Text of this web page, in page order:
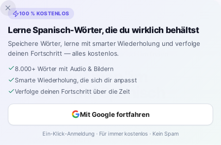
Inklingo
Startseite›Spanisch›German → Spanisch
Wie sagt man "im
freien" auf Spanisch
Das gebräuchlichste spanische Wort für“im
”
verwenden Sie „afuera“,
100 % KOSTENLOS
Lerne Spanisch-Wörter, die du wirklich behältst
Speichere Wörter, lerne mit smarter Wiederholung und verfolge
deinen Fortschritt — alles kostenlos.
8.000+ Wörter mit Audio & Bildern
Smarte Wiederholung, die sich dir anpasst
Verfolge deinen Fortschritt über die Zeit
Mit Google fortfahren
Ein-Klick-Anmeldung · Für immer kostenlos · Kein Spam